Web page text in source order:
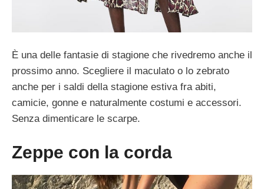
È una delle fantasie di stagione che rivedremo anche il
prossimo anno. Scegliere il maculato o lo zebrato
anche per i saldi della stagione estiva fra abiti,
camicie, gonne e naturalmente costumi e accessori.
Senza dimenticare le scarpe.
Zeppe con la corda